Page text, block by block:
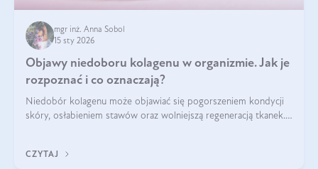
mgr inż. Anna Sobol
15 sty 2026
Objawy niedoboru kolagenu w organizmie. Jak je
rozpoznać i co oznaczają?
Niedobór kolagenu może objawiać się pogorszeniem kondycji
skóry, osłabieniem stawów oraz wolniejszą regeneracją tkanek.
osłabienie włosów.
CZYTAJ